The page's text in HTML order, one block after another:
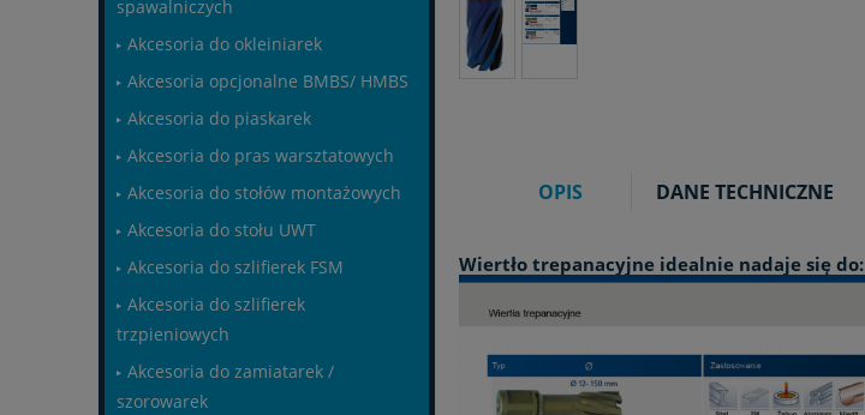
spawalniczych
Akcesoria do okleiniarek
Akcesoria opcjonalne BMBS/ HMBS
Akcesoria do piaskarek
Akcesoria do pras warsztatowych
Akcesoria do stołów montażowych
Akcesoria do stołu UWT
Akcesoria do szlifierek FSM
Akcesoria do szlifierek
trzpieniowych
Akcesoria do zamiatarek /
szorowarek
OPIS DANE TECHNICZNE
Wiertło trepanacyjne idealnie nadaje się do: